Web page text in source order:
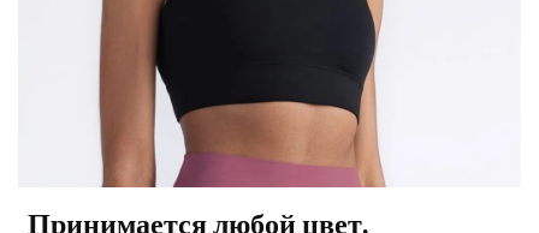
Принимается любой цвет.